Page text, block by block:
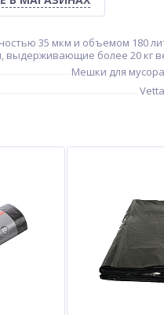
35 мкм и объемом 180
более 20 кг
Мешки для мусора
Vetta